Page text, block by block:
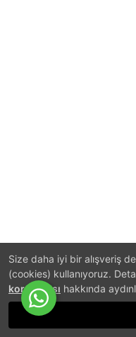
Size daha iyi bir alışveriş
(cookies) kullanıyoruz.
korunması hakkında